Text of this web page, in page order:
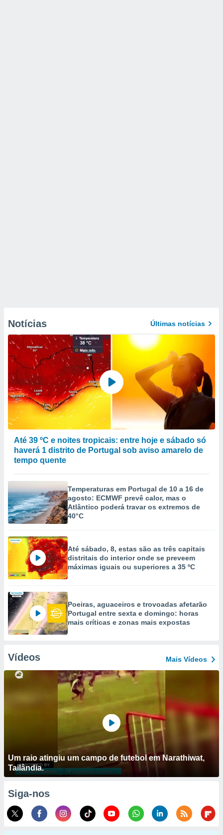
Notícias Últimas notícias
Até 39 ºC e noites tropicais: entre hoje e sábado só
haverá 1 distrito de Portugal sob aviso amarelo de
tempo quente
Temperaturas em Portugal de 10 a 16 de
agosto: ECMWF prevê calor, mas o
Atlântico poderá travar os extremos de
40°C
Até sábado, 8, estas são as três capitais
distritais do interior onde se preveem
máximas iguais ou superiores a 35 ºC
Poeiras, aguaceiros e trovoadas afetarão
Portugal entre sexta e domingo: horas
mais críticas e zonas mais expostas
Vídeos Mais Vídeos
Um raio atingiu um campo de futebol em Narathiwat,
Tailândia.
Siga-nos